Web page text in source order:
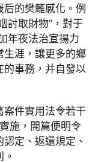
的樊籬感化。例
討取財物”，對于
年夜法治宣揚力
生涯，讓更多的鄉
事務，并自發以
案件實用法令若干
施，開篇便明令
定、返還規定、